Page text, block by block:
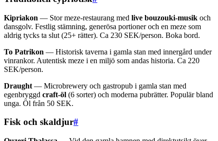
Kipriakon — Stor meze-restaurang med live bouzouki-musik och
dansgolv. Festlig stämning, generösa portioner och en meze som
aldrig tycks ta slut (25+ rätter). Ca 230 SEK/person. Boka bord.
To Patrikon — Historisk taverna i gamla stan med innergård under
vinrankor. Autentisk meze i en miljö som andas historia. Ca 220
SEK/person.
Draught — Microbrewery och gastropub i gamla stan med
egenbryggd craft-öl (6 sorter) och moderna pubrätter. Populär bland
unga. Öl från 50 SEK.
Fisk och skaldjur#